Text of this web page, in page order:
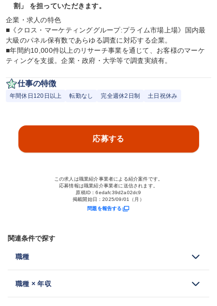
割」 を担っていただきます。
企業・求人の特色
■《クロス・マーケティンググループ:プライム市場上場》国内最
大級のパネル保有数であらゆる調査に対応する企業。
■年間約10,000件以上のリサーチ事業を通じて、お客様のマーケ
ティングを支援。企業・政府・大学等で調査実績有。
仕事の特徴
年間休日120日以上 転勤なし 完全週休2日制 土日祝休み
応募する
この求人は職業紹介事業者による紹介案件です。
応募情報は職業紹介事業者に送信されます。
原稿ID：6edafc39d2a02dc9
掲載開始日：2025/09/01（月）
問題を報告する
関連条件で探す
職種
職種 × 年収